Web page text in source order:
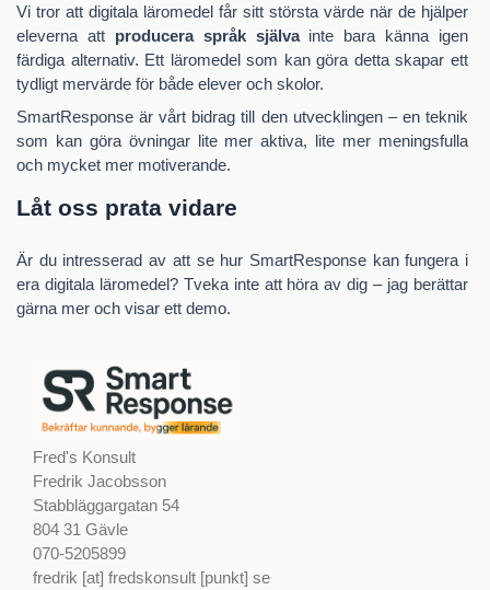
Vi tror att digitala läromedel får sitt största värde när de hjälper
eleverna att producera språk självainte bara känna igen
färdiga alternativ. Ett läromedel som kan göra detta skapar ett
tydligt mervärde för både elever och skolor.
SmartResponse är vårt bidrag till den utvecklingen – en teknik
som kan göra övningar lite mer aktiva, lite mer meningsfulla
och mycket mer motiverande.
Låt oss prata vidare
Är du intresserad av att se hur SmartResponse kan fungera i
era digitala läromedel? Tveka inte att höra av dig – jag berättar
gärna mer och visar ett demo.
Fred's Konsult
Fredrik Jacobsson
Stabbläggargatan 54
804 31 Gävle
070-5205899
fredrik [at] fredskonsult [punkt] se